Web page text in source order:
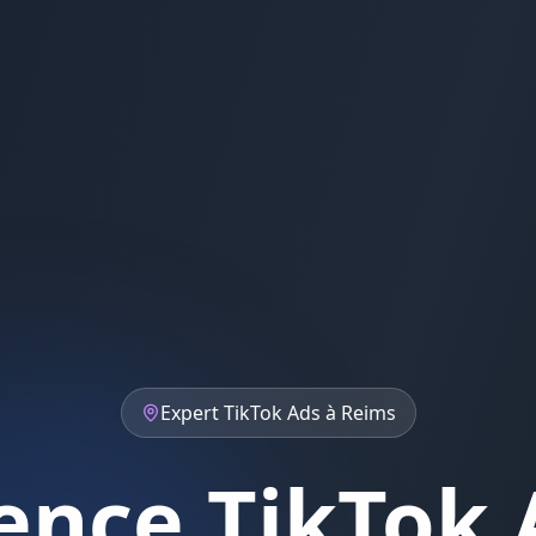
ExpertTikTok Ads à Reims